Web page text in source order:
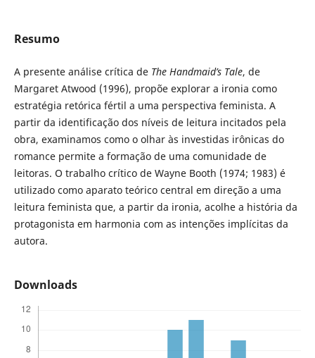
Resumo
A presente análise crítica de The Handmaid’s Tale, de
Margaret Atwood (1996), propõe explorar a ironia como
estratégia retórica fértil a uma perspectiva feminista. A
partir da identificação dos níveis de leitura incitados pela
obra, examinamos como o olhar às investidas irônicas do
romance permite a formação de uma comunidade de
leitoras. O trabalho crítico de Wayne Booth (1974; 1983) é
utilizado como aparato teórico central em direção a uma
leitura feminista que, a partir da ironia, acolhe a história da
protagonista em harmonia com as intenções implícitas da
autora.
Downloads